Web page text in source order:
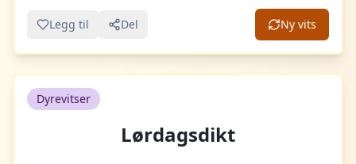
Legg til Del Ny vits
Dyrevitser
Lørdagsdikt